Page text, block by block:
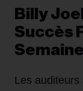
Billy
Succès
Les